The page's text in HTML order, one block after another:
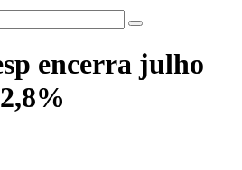
encerra julho